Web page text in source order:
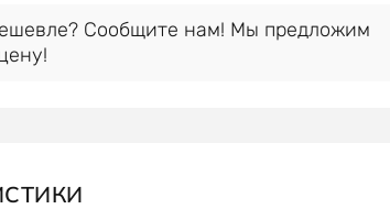
Сообщите нам! Мы предложим